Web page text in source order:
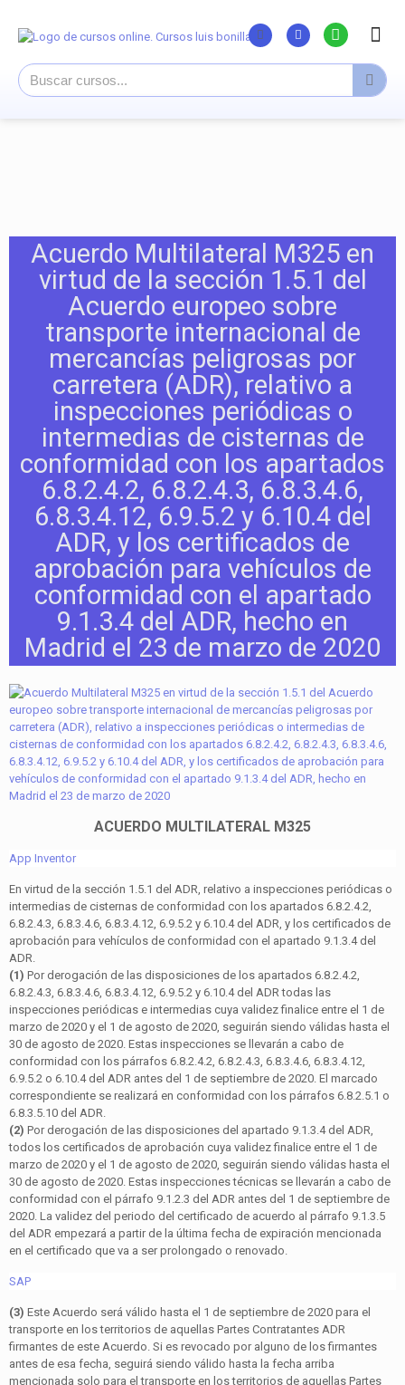
Acuerdo Multilateral M325 en
virtud de la sección 1.5.1 del
Acuerdo europeo sobre
transporte internacional de
mercancías peligrosas por
carretera (ADR), relativo a
inspecciones periódicas o
intermedias de cisternas de
conformidad con los apartados
6.8.2.4.2, 6.8.2.4.3, 6.8.3.4.6,
6.8.3.4.12, 6.9.5.2 y 6.10.4 del
ADR, y los certificados de
aprobación para vehículos de
conformidad con el apartado
9.1.3.4 del ADR, hecho en
Madrid el 23 de marzo de 2020
ACUERDO MULTILATERAL M325
App Inventor
En virtud de la sección 1.5.1 del ADR, relativo a inspecciones periódicas o
intermedias de cisternas de conformidad con los apartados 6.8.2.4.2,
6.8.2.4.3, 6.8.3.4.6, 6.8.3.4.12, 6.9.5.2 y 6.10.4 del ADR, y los certificados de
aprobación para vehículos de conformidad con el apartado 9.1.3.4 del
ADR.
(1) Por derogación de las disposiciones de los apartados 6.8.2.4.2,
6.8.2.4.3, 6.8.3.4.6, 6.8.3.4.12, 6.9.5.2 y 6.10.4 del ADR todas las
inspecciones periódicas e intermedias cuya validez finalice entre el 1 de
marzo de 2020 y el 1 de agosto de 2020, seguirán siendo válidas hasta el
30 de agosto de 2020. Estas inspecciones se llevarán a cabo de
conformidad con los párrafos 6.8.2.4.2, 6.8.2.4.3, 6.8.3.4.6, 6.8.3.4.12,
6.9.5.2 o 6.10.4 del ADR antes del 1 de septiembre de 2020. El marcado
correspondiente se realizará en conformidad con los párrafos 6.8.2.5.1 o
6.8.3.5.10 del ADR.
(2) Por derogación de las disposiciones del apartado 9.1.3.4 del ADR,
todos los certificados de aprobación cuya validez finalice entre el 1 de
marzo de 2020 y el 1 de agosto de 2020, seguirán siendo válidas hasta el
30 de agosto de 2020. Estas inspecciones técnicas se llevarán a cabo de
conformidad con el párrafo 9.1.2.3 del ADR antes del 1 de septiembre de
2020. La validez del periodo del certificado de acuerdo al párrafo 9.1.3.5
del ADR empezará a partir de la última fecha de expiración mencionada
en el certificado que va a ser prolongado o renovado.
SAP
(3) Este Acuerdo será válido hasta el 1 de septiembre de 2020 para el
transporte en los territorios de aquellas Partes Contratantes ADR
firmantes de este Acuerdo. Si es revocado por alguno de los firmantes
antes de esa fecha, seguirá siendo válido hasta la fecha arriba
mencionada solo para el transporte en los territorios de aquellas Partes